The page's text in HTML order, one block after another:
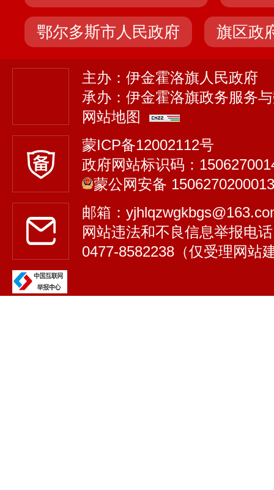
鄂尔多斯市人民政府 旗区政
主办：伊金霍洛旗人民政府
承办：伊金霍洛旗政务服务
网站地图
蒙ICP备12002112号
政府网站标识码：
蒙公网安备
邮箱：
网站违法和不良信息举报电
0477-8582238（仅受理网站